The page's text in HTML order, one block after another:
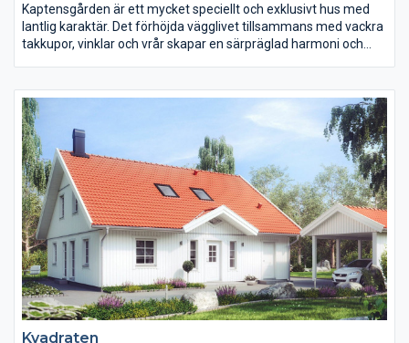
Kaptensgården är ett mycket speciellt och exklusivt hus med
lantlig karaktär. Det förhöjda vägglivet tillsammans med vackra
takkupor, vinklar och vrår skapar en särpräglad harmoni och
meters takhöjd.
Kvadraten